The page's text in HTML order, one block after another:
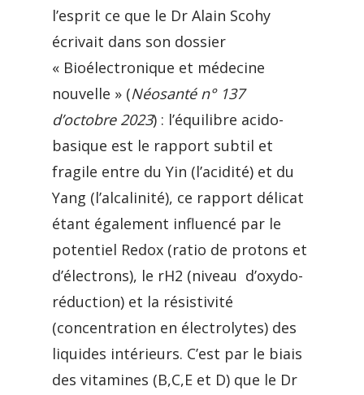
l’esprit ce que le Dr Alain Scohy
écrivait dans son dossier
« Bioélectronique et médecine
nouvelle » (Néosanté n° 137
d’octobre 2023) : l’équilibre acido-
basique est le rapport subtil et
fragile entre du Yin (l’acidité) et du
Yang (l’alcalinité), ce rapport délicat
étant également influencé par le
potentiel Redox (ratio de protons et
d’électrons), le rH2 (niveau d’oxydo-
réduction) et la résistivité
(concentration en électrolytes) des
liquides intérieurs. C’est par le biais
des vitamines (B,C,E et D) que le Dr